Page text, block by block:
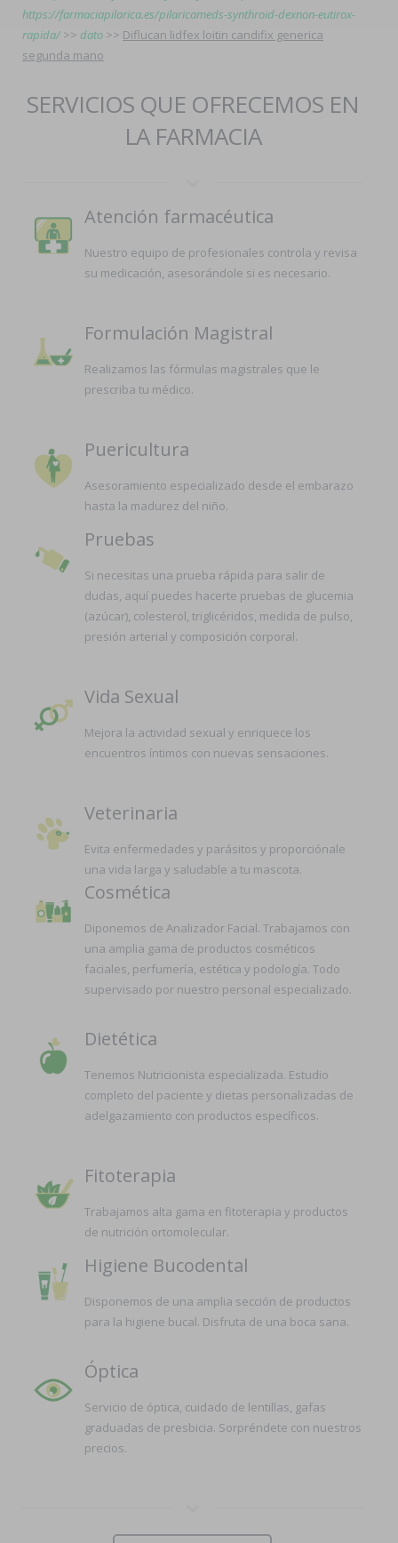
https://farmaciapilarica.es/pilaricameds-synthroid-dexnon-eutirox-
rapida/>> dato >> Diflucan lidfex loitin candifix generica
segunda mano
SERVICIOS QUE OFRECEMOS EN
LA FARMACIA
Atención farmacéutica
Nuestro equipo de profesionales controla y revisa
su medicación, asesorándole si es necesario.
Formulación Magistral
Realizamos las fórmulas magistrales que le
prescriba tu médico.
Puericultura
Asesoramiento especializado desde el embarazo
hasta la madurez del niño.
Pruebas
Si necesitas una prueba rápida para salir de
dudas, aquí puedes hacerte pruebas de glucemia
(azúcar), colesterol, triglicéridos, medida de pulso,
presión arterial y composición corporal.
Vida Sexual
Mejora la actividad sexual y enriquece los
encuentros íntimos con nuevas sensaciones.
Veterinaria
Evita enfermedades y parásitos y proporciónale
una vida larga y saludable a tu mascota.
Cosmética
Diponemos de Analizador Facial. Trabajamos con
una amplia gama de productos cosméticos
faciales, perfumería, estética y podología. Todo
supervisado por nuestro personal especializado.
Dietética
Tenemos Nutricionista especializada. Estudio
completo del paciente y dietas personalizadas de
adelgazamiento con productos específicos.
Fitoterapia
Trabajamos alta gama en fitoterapia y productos
de nutrición ortomolecular.
Higiene Bucodental
Disponemos de una amplia sección de productos
para la higiene bucal. Disfruta de una boca sana.
Óptica
Servicio de óptica, cuidado de lentillas, gafas
graduadas de presbicia. Sorpréndete con nuestros
precios.